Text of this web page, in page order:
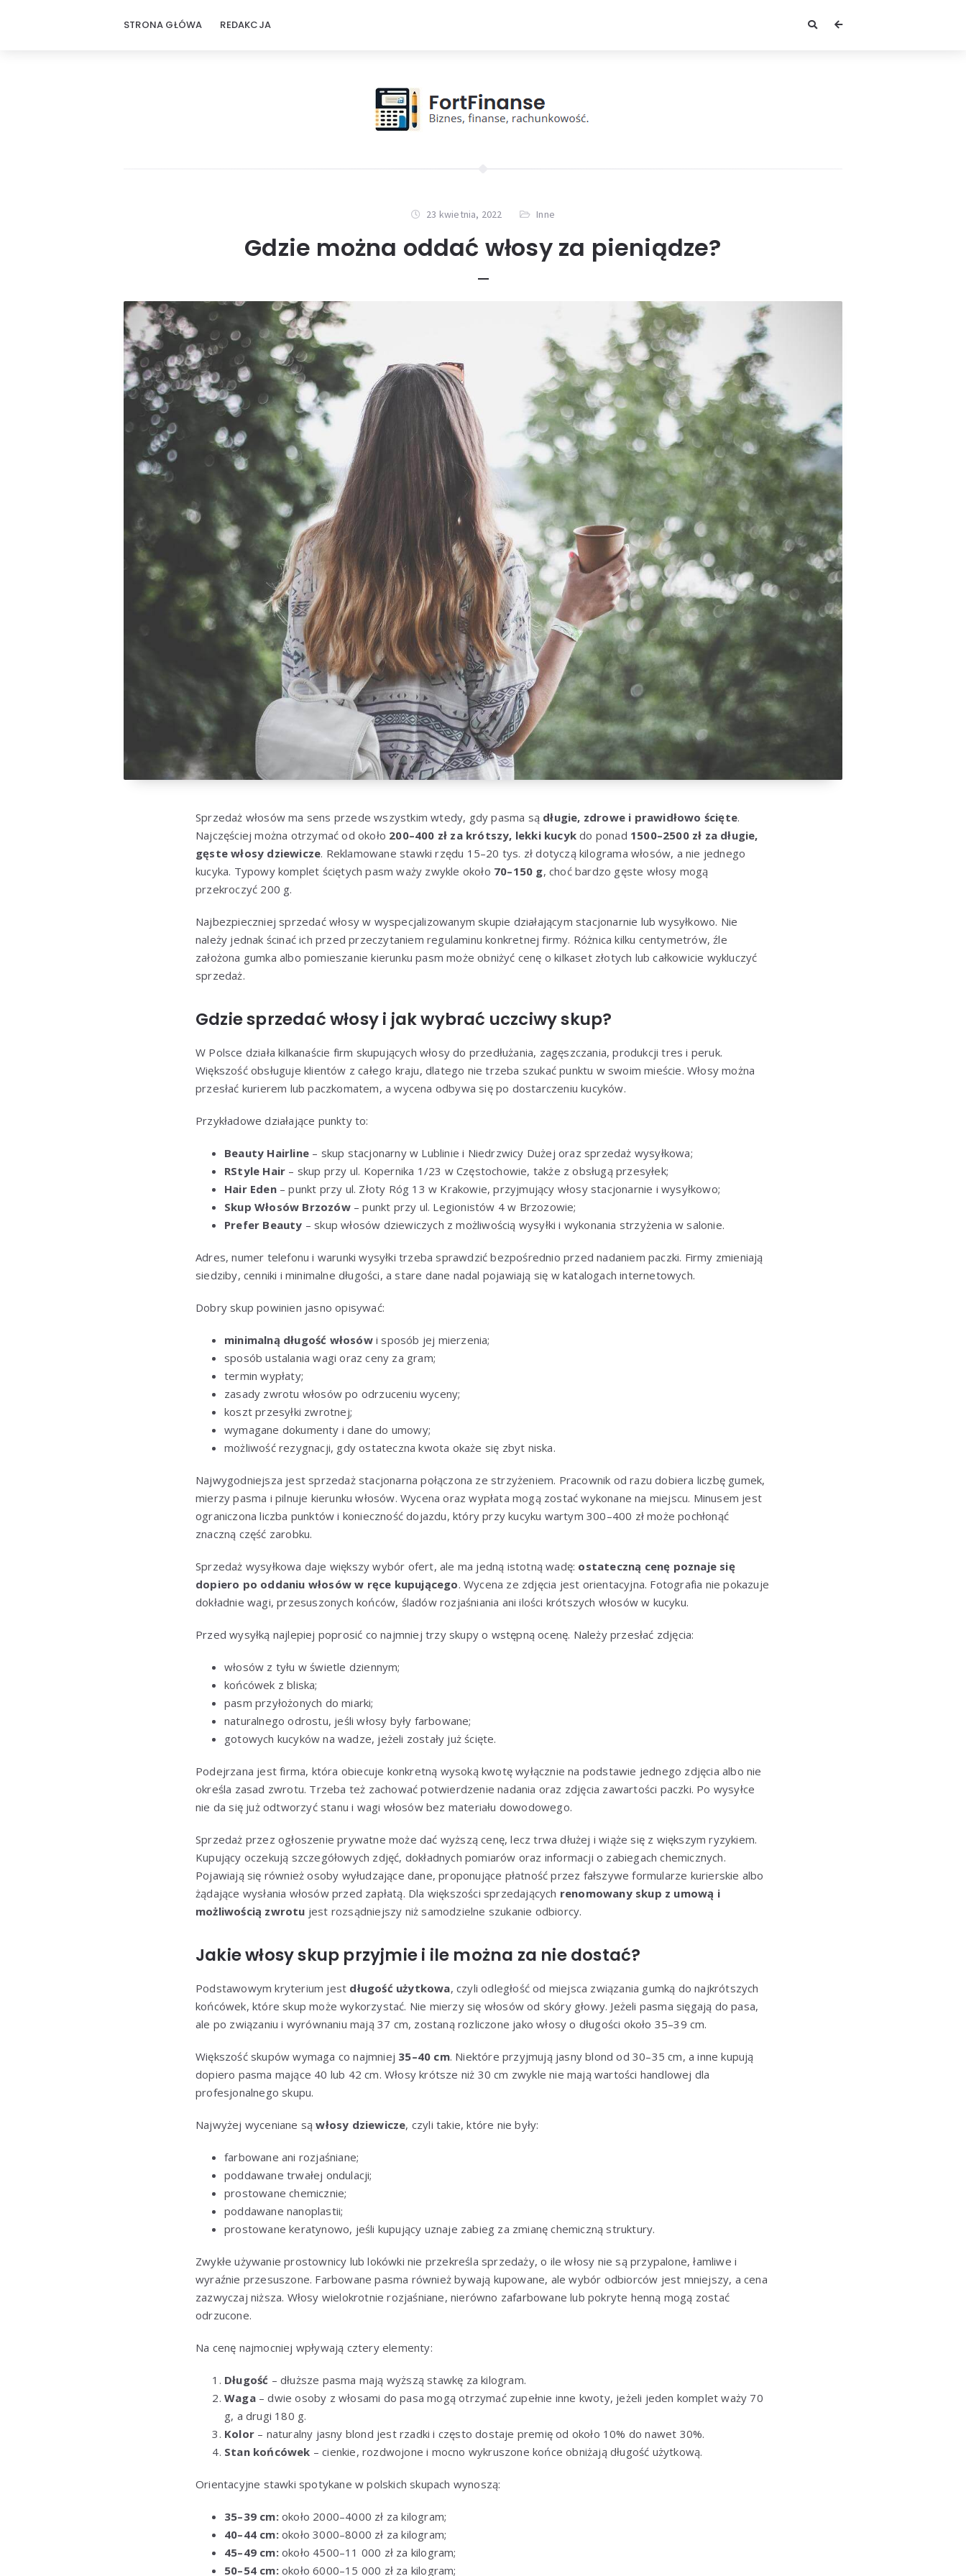
STRONA GŁÓWA REDAKCJA
23 kwietnia, 2022 Inne
Gdzie można oddać włosy za pieniądze?
Sprzedaż włosów ma sens przede wszystkim wtedy, gdy pasma są długie, zdrowe i prawidłowo ścięte.
Najczęściej można otrzymać od około 200–400 zł za krótszy, lekki kucyk do ponad 1500–2500 zł za długie,
gęste włosy dziewicze. Reklamowane stawki rzędu 15–20 tys. zł dotyczą kilograma włosów, a nie jednego
kucyka. Typowy komplet ściętych pasm waży zwykle około 70–150 g, choć bardzo gęste włosy mogą
przekroczyć 200 g.
Najbezpieczniej sprzedać włosy w wyspecjalizowanym skupie działającym stacjonarnie lub wysyłkowo. Nie
należy jednak ścinać ich przed przeczytaniem regulaminu konkretnej firmy. Różnica kilku centymetrów, źle
założona gumka albo pomieszanie kierunku pasm może obniżyć cenę o kilkaset złotych lub całkowicie wykluczyć
sprzedaż.
Gdzie sprzedać włosy i jak wybrać uczciwy skup?
W Polsce działa kilkanaście firm skupujących włosy do przedłużania, zagęszczania, produkcji tres i peruk.
Większość obsługuje klientów z całego kraju, dlatego nie trzeba szukać punktu w swoim mieście. Włosy można
przesłać kurierem lub paczkomatem, a wycena odbywa się po dostarczeniu kucyków.
Przykładowe działające punkty to:
Beauty Hairline – skup stacjonarny w Lublinie i Niedrzwicy Dużej oraz sprzedaż wysyłkowa;
RStyle Hair – skup przy ul. Kopernika 1/23 w Częstochowie, także z obsługą przesyłek;
Hair Eden– punkt przy ul. Złoty Róg 13 w Krakowie, przyjmujący włosy stacjonarnie i wysyłkowo;
Skup Włosów Brzozów– punkt przy ul. Legionistów 4 w Brzozowie;
Prefer Beauty – skup włosów dziewiczych z możliwością wysyłki i wykonania strzyżenia w salonie.
Adres, numer telefonu i warunki wysyłki trzeba sprawdzić bezpośrednio przed nadaniem paczki. Firmy zmieniają
siedziby, cenniki i minimalne długości, a stare dane nadal pojawiają się w katalogach internetowych.
Dobry skup powinien jasno opisywać:
minimalną długość włosówi sposób jej mierzenia;
sposób ustalania wagi oraz ceny za gram;
termin wypłaty;
zasady zwrotu włosów po odrzuceniu wyceny;
koszt przesyłki zwrotnej;
wymagane dokumenty i dane do umowy;
możliwość rezygnacji, gdy ostateczna kwota okaże się zbyt niska.
Najwygodniejsza jest sprzedaż stacjonarna połączona ze strzyżeniem. Pracownik od razu dobiera liczbę gumek,
mierzy pasma i pilnuje kierunku włosów. Wycena oraz wypłata mogą zostać wykonane na miejscu. Minusem jest
ograniczona liczba punktów i konieczność dojazdu, który przy kucyku wartym 300–400 zł może pochłonąć
znaczną część zarobku.
Sprzedaż wysyłkowa daje większy wybór ofert, ale ma jedną istotną wadę: ostateczną cenę poznaje się
dopiero po oddaniu włosów w ręce kupującego. Wycena ze zdjęcia jest orientacyjna. Fotografia nie pokazuje
dokładnie wagi, przesuszonych końców, śladów rozjaśniania ani ilości krótszych włosów w kucyku.
Przed wysyłką najlepiej poprosić co najmniej trzy skupy o wstępną ocenę. Należy przesłać zdjęcia:
włosów z tyłu w świetle dziennym;
końcówek z bliska;
pasm przyłożonych do miarki;
naturalnego odrostu, jeśli włosy były farbowane;
gotowych kucyków na wadze, jeżeli zostały już ścięte.
Podejrzana jest firma, która obiecuje konkretną wysoką kwotę wyłącznie na podstawie jednego zdjęcia albo nie
określa zasad zwrotu. Trzeba też zachować potwierdzenie nadania oraz zdjęcia zawartości paczki. Po wysyłce
nie da się już odtworzyć stanu i wagi włosów bez materiału dowodowego.
Sprzedaż przez ogłoszenie prywatne może dać wyższą cenę, lecz trwa dłużej i wiąże się z większym ryzykiem.
Kupujący oczekują szczegółowych zdjęć, dokładnych pomiarów oraz informacji o zabiegach chemicznych.
Pojawiają się również osoby wyłudzające dane, proponujące płatność przez fałszywe formularze kurierskie albo
żądające wysłania włosów przed zapłatą. Dla większości sprzedających renomowany skup z umową i
możliwością zwrotu jest rozsądniejszy niż samodzielne szukanie odbiorcy.
Jakie włosy skup przyjmie i ile można za nie dostać?
Podstawowym kryterium jest długość użytkowa, czyli odległość od miejsca związania gumką do najkrótszych
końcówek, które skup może wykorzystać. Nie mierzy się włosów od skóry głowy. Jeżeli pasma sięgają do pasa,
ale po związaniu i wyrównaniu mają 37 cm, zostaną rozliczone jako włosy o długości około 35–39 cm.
Większość skupów wymaga co najmniej 35–40 cm. Niektóre przyjmują jasny blond od 30–35 cm, a inne kupują
dopiero pasma mające 40 lub 42 cm. Włosy krótsze niż 30 cm zwykle nie mają wartości handlowej dla
profesjonalnego skupu.
Najwyżej wyceniane sąwłosy dziewicze, czyli takie, które nie były:
farbowane ani rozjaśniane;
poddawane trwałej ondulacji;
prostowane chemicznie;
poddawane nanoplastii;
prostowane keratynowo, jeśli kupujący uznaje zabieg za zmianę chemiczną struktury.
Zwykłe używanie prostownicy lub lokówki nie przekreśla sprzedaży, o ile włosy nie są przypalone, łamliwe i
wyraźnie przesuszone. Farbowane pasma również bywają kupowane, ale wybór odbiorców jest mniejszy, a cena
zazwyczaj niższa. Włosy wielokrotnie rozjaśniane, nierówno zafarbowane lub pokryte henną mogą zostać
odrzucone.
Na cenę najmocniej wpływają cztery elementy:
Długość – dłuższe pasma mają wyższą stawkę za kilogram.
Waga– dwie osoby z włosami do pasa mogą otrzymać zupełnie inne kwoty, jeżeli jeden komplet waży 70
g, a drugi 180 g.
Kolor – naturalny jasny blond jest rzadki i często dostaje premię od około 10% do nawet 30%.
Stan końcówek – cienkie, rozdwojone i mocno wykruszone końce obniżają długość użytkową.
Orientacyjne stawki spotykane w polskich skupach wynoszą:
35–39 cm:około 2000–4000 zł za kilogram;
40–44 cm:około 3000–8000 zł za kilogram;
45–49 cm:około 4500–11 000 zł za kilogram;
50–54 cm:około 6000–15 000 zł za kilogram;